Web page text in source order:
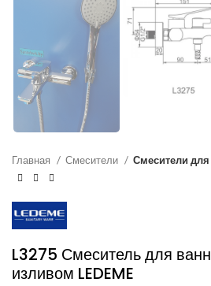
Главная Смесители Смесители
L3275 Смеситель для
изливом LEDEME